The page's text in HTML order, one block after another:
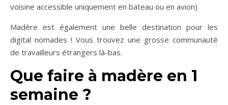
voisine accessible uniquement en bateau ou en avion)
Madère est également une belle destination pour les
digital nomades ! Vous trouvez une grosse communauté
de travailleurs étrangers là-bas.
Que faire à madère en 1
semaine ?